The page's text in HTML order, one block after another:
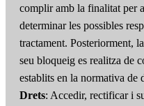
complir amb la finalitat per
determinar les possibles
tractament. Posteriorment,
seu bloqueig es realitza de
establits en la normativa de
Drets: Accedir, rectificar i